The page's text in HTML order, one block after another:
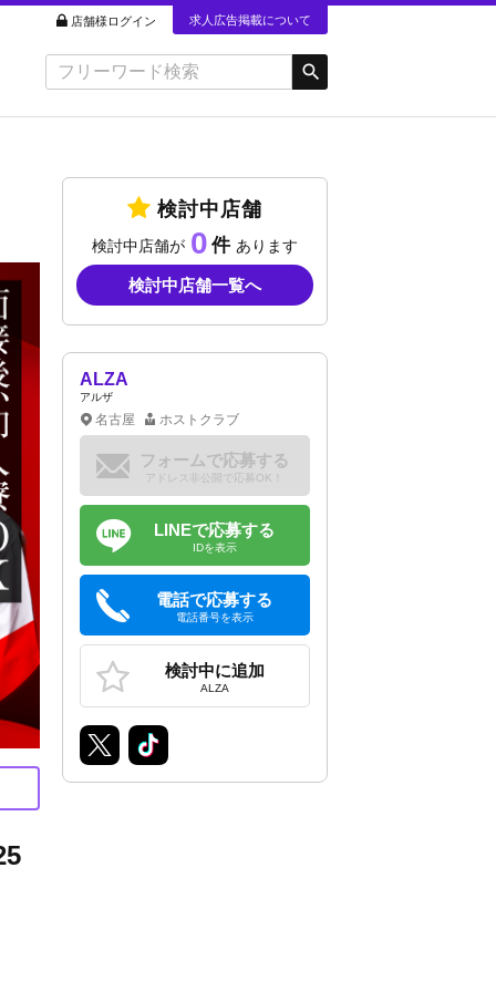
店舗様ログイン 求人広告掲載について
検討中店舗
検討中店舗が 0 あります
検討中店舗一覧へ
ALZA
アルザ
名古屋 ホストクラブ
フォームで応募する
アドレス非公開で応募OK！
LINEで応募する
IDを表示
電話で応募する
電話番号を表示
検討中に追加
ALZA